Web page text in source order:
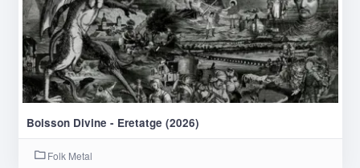
Boisson Divine - Eretatge (2026)
Folk Metal